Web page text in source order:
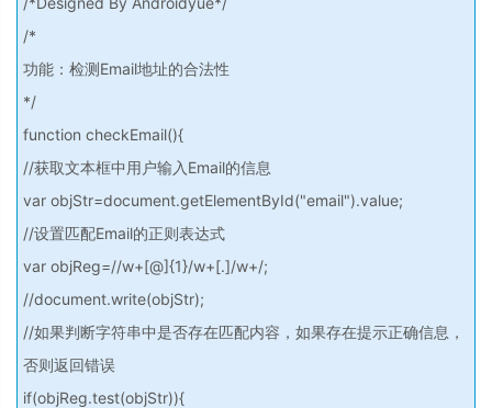
/*
功能：检测Email地址的合法性
*/
function checkEmail(){
//获取文本框中用户输入Email的信息
var objStr=document.getElementById("email").value;
//设置匹配Email的正则表达式
var objReg=//w+[@]{1}/w+[.]/w+/;
//document.write(objStr);
//如果判断字符串中是否存在匹配内容，如果存在提示正确信息，
否则返回错误
if(objReg.test(objStr)){